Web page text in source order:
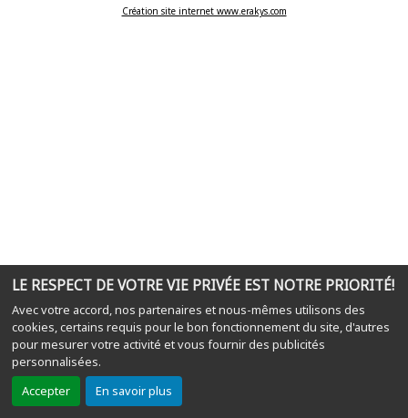
LE RESPECT DE VOTRE VIE PRIVÉE EST NOTRE PRIORITÉ!
Avec votre accord, nos partenaires et nous-mêmes utilisons des
cookies, certains requis pour le bon fonctionnement du site, d'autres
pour mesurer votre activité et vous fournir des publicités
personnalisées.
Accepter
En savoir plus
Création site internet www.erakys.com